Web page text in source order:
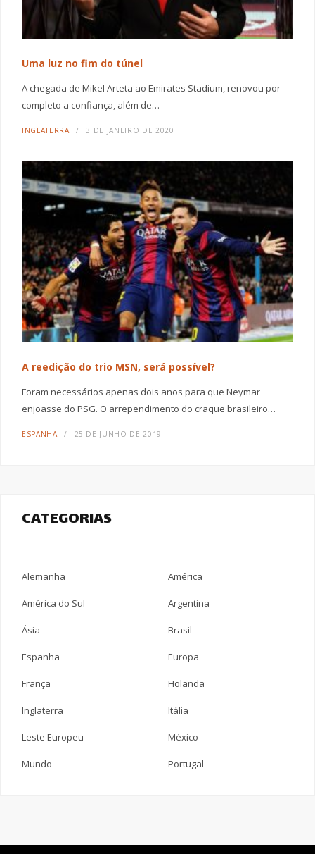
Uma luz no fim do túnel
A chegada de Mikel Arteta ao Emirates Stadium, renovou por
completo a confiança, além de…
INGLATERRA 3 DE JANEIRO DE 2020
A reedição do trio MSN, será possível?
Foram necessários apenas dois anos para que Neymar
enjoasse do PSG. O arrependimento do craque brasileiro…
ESPANHA 25 DE JUNHO DE 2019
CATEGORIAS
Alemanha América
América do Sul Argentina
Ásia Brasil
Espanha Europa
França Holanda
Inglaterra Itália
Leste Europeu México
Mundo Portugal